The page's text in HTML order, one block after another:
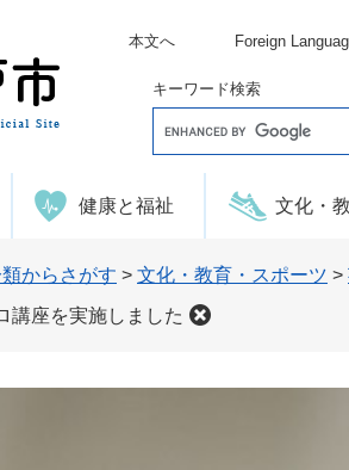
本文へ Foreign
キーワード検索
o
e
タ
ム
検
索
健康と福祉 文化・
からさがす > 文化・教育・スポーツ >
座を実施しました